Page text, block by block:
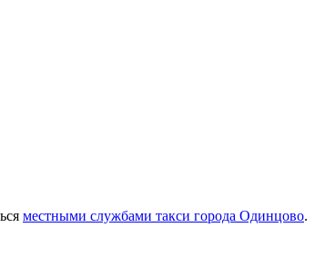
местными службами такси города Одинцово.